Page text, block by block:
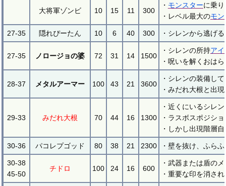
大将軍ゾンビ 10 15 11 300
・ モンスターに乗
・レベル最大のモン
27-35 隠れぴーたん 10 6 40 300 ・シレンから逃げ
27-35 ノロージョの婆 72 31 14 1500
・シレンの所持アイ
・呪いを解くおは
28-37 メタルアーマー 100 43 21 3600
・シレンの装備し
・みだれ大根と出
29-33 みだれ大根 70 44 16 1300
・近くにいるシレ
・ラスボスポジシ
・しかし出現階層
30-36 パコレプゴッド 80 38 21 2300 ・壁を抜け、ふら
30-38
45-50
チドロ 100 24 16 600
・武器または盾の
・重要な印を消さ